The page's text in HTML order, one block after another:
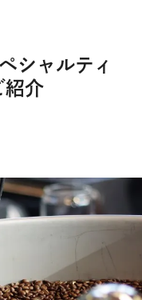
シャルティ
紹介